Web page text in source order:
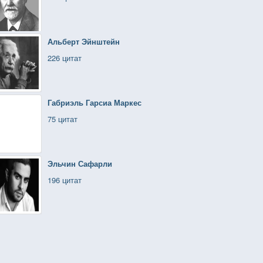
Альберт Эйнштейн
226 цитат
Габриэль Гарсиа Маркес
75 цитат
Эльчин Сафарли
196 цитат